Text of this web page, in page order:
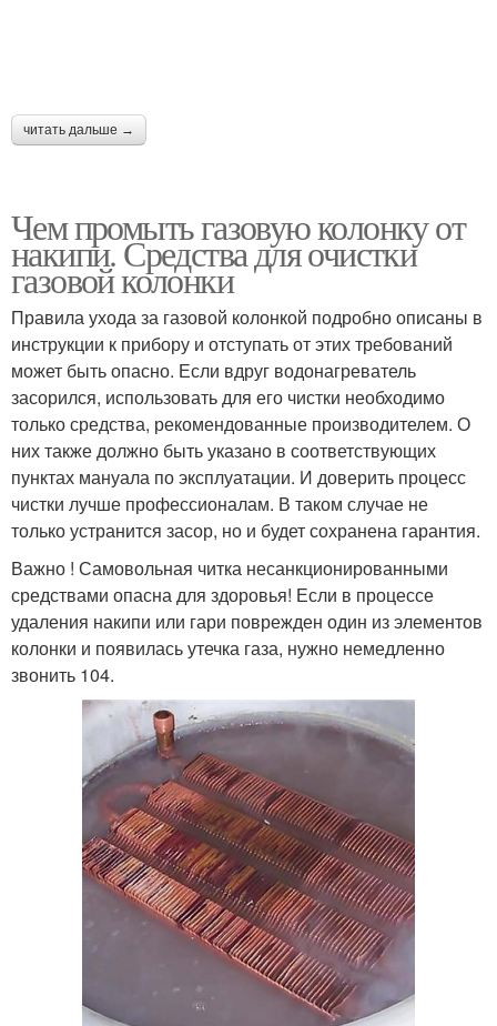
читать дальше →
Чем промыть газовую колонку от
накипи. Средства для очистки
газовой колонки
Правила ухода за газовой колонкой подробно описаны в
инструкции к прибору и отступать от этих требований
может быть опасно. Если вдруг водонагреватель
засорился, использовать для его чистки необходимо
только средства, рекомендованные производителем. О
них также должно быть указано в соответствующих
пунктах мануала по эксплуатации. И доверить процесс
чистки лучше профессионалам. В таком случае не
только устранится засор, но и будет сохранена гарантия.
Важно ! Самовольная читка несанкционированными
средствами опасна для здоровья! Если в процессе
удаления накипи или гари поврежден один из элементов
колонки и появилась утечка газа, нужно немедленно
звонить 104.